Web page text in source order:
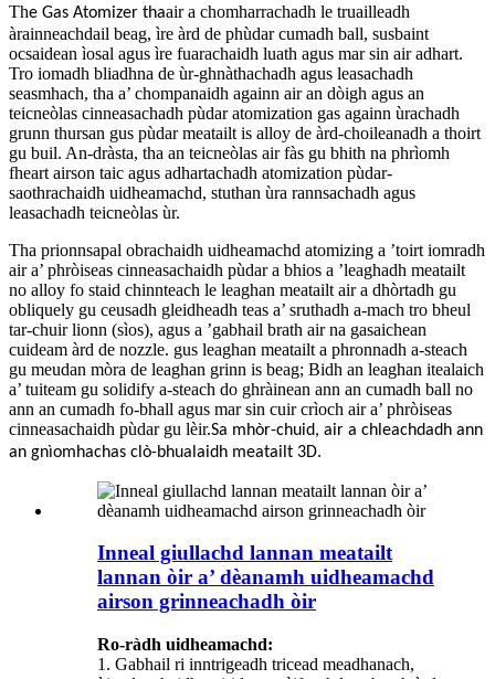
The Gas Atomizer thaair a chomharrachadh le truailleadh
àrainneachdail beag, ìre àrd de phùdar cumadh ball, susbaint
ocsaidean ìosal agus ìre fuarachaidh luath agus mar sin air adhart.
Tro iomadh bliadhna de ùr-ghnàthachadh agus leasachadh
seasmhach, tha a’ chompanaidh againn air an dòigh agus an
teicneòlas cinneasachadh pùdar atomization gas againn ùrachadh
grunn thursan gus pùdar meatailt is alloy de àrd-choileanadh a thoirt
gu buil. An-dràsta, tha an teicneòlas air fàs gu bhith na phrìomh
fheart airson taic agus adhartachadh atomization pùdar-
saothrachaidh uidheamachd, stuthan ùra rannsachadh agus
leasachadh teicneòlas ùr.
Tha prionnsapal obrachaidh uidheamachd atomizing a ’toirt iomradh
air a’ phròiseas cinneasachaidh pùdar a bhios a ’leaghadh meatailt
no alloy fo staid chinnteach le leaghan meatailt air a dhòrtadh gu
obliquely gu ceusadh gleidheadh ​​​​teas a’ sruthadh a-mach tro bheul
tar-chuir lionn (sìos), agus a ’gabhail brath air na gasaichean
cuideam àrd de nozzle. gus leaghan meatailt a phronnadh a-steach
gu meudan mòra de leaghan grinn is beag; Bidh an leaghan itealaich
a’ tuiteam gu solidify a-steach do ghràinean ann an cumadh ball no
ann an cumadh fo-bhall agus mar sin cuir crìoch air a’ phròiseas
cinneasachaidh pùdar gu lèir.Sa mhòr-chuid, air a chleachdadh ann
an gnìomhachas clò-bhualaidh meatailt 3D.
Inneal giullachd lannan meatailt
lannan òir a’ dèanamh uidheamachd
airson grinneachadh òir
Ro-ràdh uidheamachd:
1. Gabhail ri inntrigeadh tricead meadhanach,